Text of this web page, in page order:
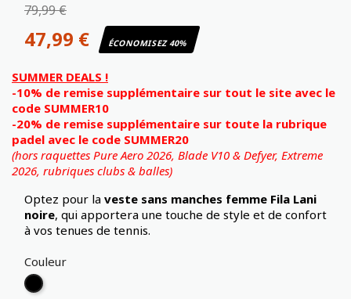
79,99 €
47,99 € ÉCONOMISEZ 40%
SUMMER DEALS !
-10% de remise supplémentaire sur tout le site avec le
code SUMMER10
-20% de remise supplémentaire sur toute la rubrique
padel avec le code SUMMER20
(hors raquettes Pure Aero 2026, Blade V10 & Defyer, Extreme
2026, rubriques clubs & balles)
Optez pour la veste sans manches femme Fila Lani
noire, qui apportera une touche de style et de confort
à vos tenues de tennis.
Couleur
Noir